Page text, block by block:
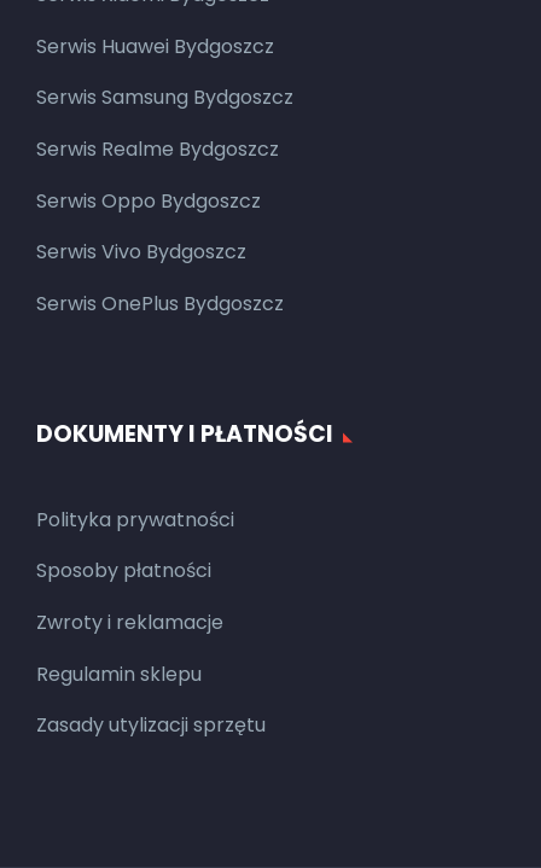
Serwis Huawei Bydgoszcz
Serwis Samsung Bydgoszcz
Serwis Realme Bydgoszcz
Serwis Oppo Bydgoszcz
Serwis Vivo Bydgoszcz
Serwis OnePlus Bydgoszcz
DOKUMENTY I PŁATNOŚCI
Polityka prywatności
Sposoby płatności
Zwroty i reklamacje
Regulamin sklepu
Zasady utylizacji sprzętu